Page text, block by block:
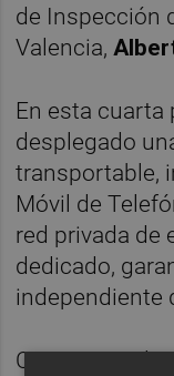
de Inspección
Valencia,
En esta cuarta
desplegado
transportable,
Móvil de
red privada de
dedicado,
independiente
Como